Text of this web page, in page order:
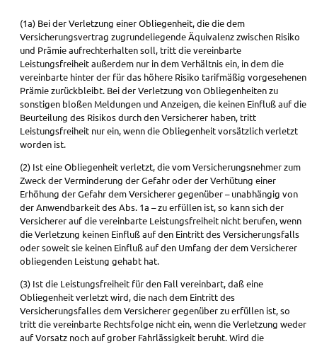
(1a) Bei der Verletzung einer Obliegenheit, die die dem
Versicherungsvertrag zugrundeliegende Äquivalenz zwischen Risiko
und Prämie aufrechterhalten soll, tritt die vereinbarte
Leistungsfreiheit außerdem nur in dem Verhältnis ein, in dem die
vereinbarte hinter der für das höhere Risiko tarifmäßig vorgesehenen
Prämie zurückbleibt. Bei der Verletzung von Obliegenheiten zu
sonstigen bloßen Meldungen und Anzeigen, die keinen Einfluß auf die
Beurteilung des Risikos durch den Versicherer haben, tritt
Leistungsfreiheit nur ein, wenn die Obliegenheit vorsätzlich verletzt
worden ist.
(2) Ist eine Obliegenheit verletzt, die vom Versicherungsnehmer zum
Zweck der Verminderung der Gefahr oder der Verhütung einer
Erhöhung der Gefahr dem Versicherer gegenüber – unabhängig von
der Anwendbarkeit des Abs. 1a – zu erfüllen ist, so kann sich der
Versicherer auf die vereinbarte Leistungsfreiheit nicht berufen, wenn
die Verletzung keinen Einfluß auf den Eintritt des Versicherungsfalls
oder soweit sie keinen Einfluß auf den Umfang der dem Versicherer
obliegenden Leistung gehabt hat.
(3) Ist die Leistungsfreiheit für den Fall vereinbart, daß eine
Obliegenheit verletzt wird, die nach dem Eintritt des
Versicherungsfalles dem Versicherer gegenüber zu erfüllen ist, so
tritt die vereinbarte Rechtsfolge nicht ein, wenn die Verletzung weder
auf Vorsatz noch auf grober Fahrlässigkeit beruht. Wird die